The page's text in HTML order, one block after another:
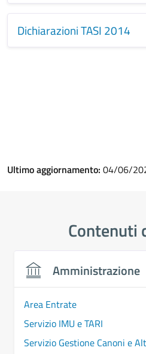
Dichiarazioni TASI 2014
Ultimo aggiornamento: 04/06/
Contenuti
Amministrazione
Area Entrate
Servizio IMU e TARI
Servizio Gestione Canoni e